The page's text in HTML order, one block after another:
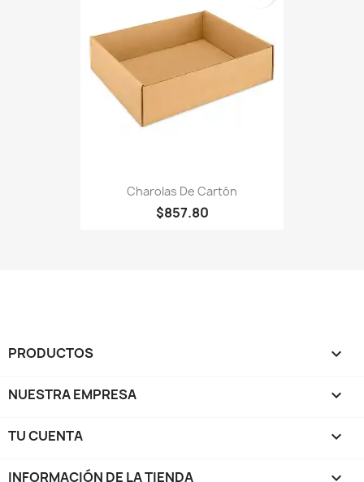
Charolas De Cartón
$857.80
PRODUCTOS 
NUESTRA EMPRESA 
TU CUENTA 
INFORMACIÓN DE LA TIENDA keyboard_arrow_down